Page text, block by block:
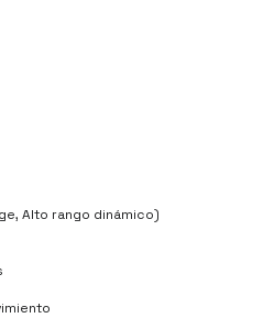
Alto rango dinámico)